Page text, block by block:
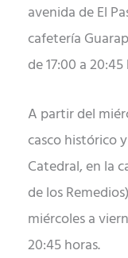
avenida de El
cafetería
de 17:00 a
A partir del
casco histórico
Catedral, en la
de los
miércoles a
20:45 horas.